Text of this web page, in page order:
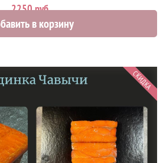
2250 руб.
в корзину
СКИДКА